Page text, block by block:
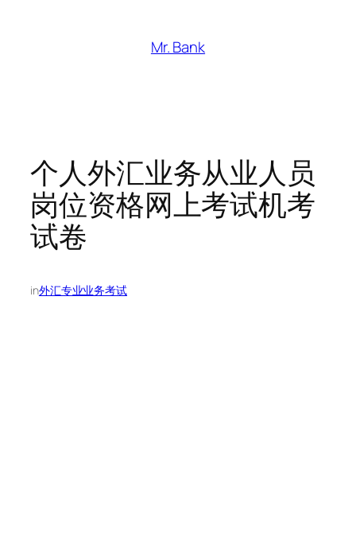
Mr. Bank
个人外汇业务从业人员
岗位资格网上考试机考
试卷
in外汇专业业务考试